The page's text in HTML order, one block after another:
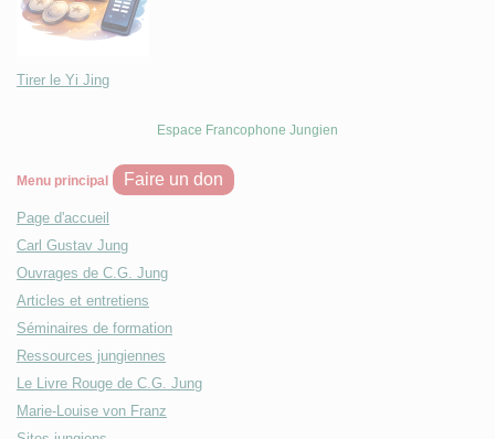
Tirer le Yi Jing
Espace Francophone Jungien
Menu principal Faire un don
Page d'accueil
Carl Gustav Jung
Ouvrages de C.G. Jung
Articles et entretiens
Séminaires de formation
Ressources jungiennes
Le Livre Rouge de C.G. Jung
Marie-Louise von Franz